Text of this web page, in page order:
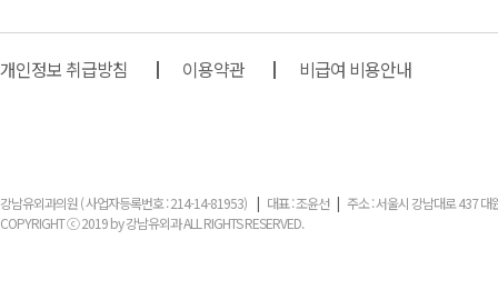
개인정보 취급방침 이용약관 비급여 비용안내
강남유외과의원 ( 사업자등록번호 : 214-14-81953) | 대표 : 조윤선 | 주소 : 서울시 강남대로 437 대
COPYRIGHT ⓒ 2019 by 강남유외과 ALL RIGHTS RESERVED.